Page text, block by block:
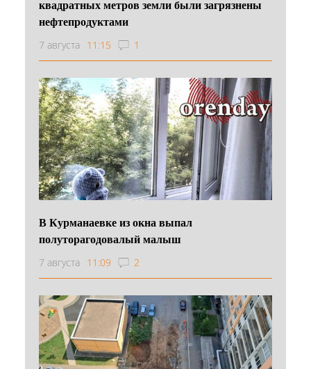
квадратных метров земли были загрязнены
нефтепродуктами
7 августа 11:15 1
В Курманаевке из окна выпал
полуторагодовалый малыш
7 августа 11:09 2